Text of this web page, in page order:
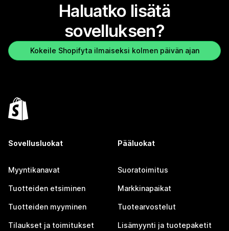
Haluatko lisätä
sovelluksen?
Kokeile Shopifyta ilmaiseksi kolmen päivän ajan
Sovellusluokat
Myyntikanavat
Tuotteiden etsiminen
Tuotteiden myyminen
Tilaukset ja toimitukset
Pääluokat
Suoratoimitus
Markkinapaikat
Tuotearvostelut
Lisämyynti ja tuotepaketit